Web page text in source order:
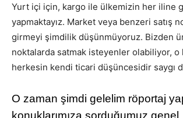
Yurt içi için, kargo ile ülkemizin her iline
yapmaktayız. Market veya benzeri satış
girmeyi şimdilik düşünmüyoruz. Bizden
noktalarda satmak isteyenler olabiliyor, o
herkesin kendi ticari düşüncesidir saygı
O zaman şimdi gelelim röportaj
konuklarımıza sorduğumuz genel